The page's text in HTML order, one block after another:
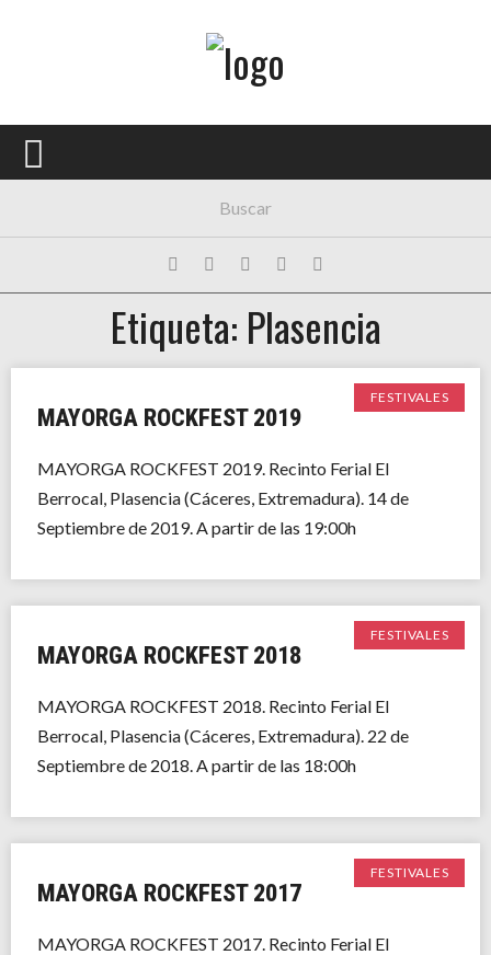
PORTADA
FESTIVALES
EXPOSICIONES
HISTORIAS
Etiqueta: Plasencia
FESTIVALES
MAYORGA ROCKFEST 2019
MAYORGA ROCKFEST 2019. Recinto Ferial El
Berrocal, Plasencia (Cáceres, Extremadura). 14 de
Septiembre de 2019. A partir de las 19:00h
FESTIVALES
MAYORGA ROCKFEST 2018
MAYORGA ROCKFEST 2018. Recinto Ferial El
Berrocal, Plasencia (Cáceres, Extremadura). 22 de
Septiembre de 2018. A partir de las 18:00h
FESTIVALES
MAYORGA ROCKFEST 2017
MAYORGA ROCKFEST 2017. Recinto Ferial El